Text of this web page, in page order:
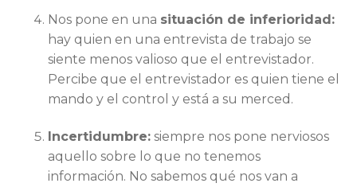
Nos pone en una situación de inferioridad:
hay quien en una entrevista de trabajo se
siente menos valioso que el entrevistador.
Percibe que el entrevistador es quien tiene el
mando y el control y está a su merced.
Incertidumbre: siempre nos pone nerviosos
aquello sobre lo que no tenemos
información. No sabemos qué nos van a